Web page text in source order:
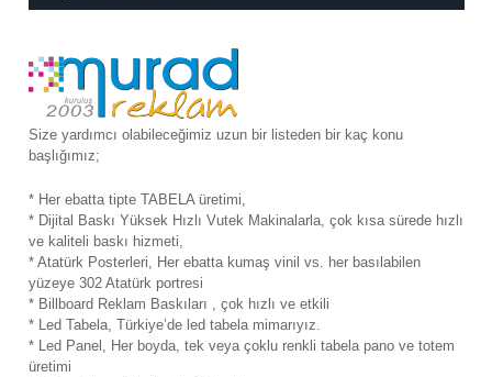
Size yardımcı olabileceğimiz uzun bir listeden bir kaç konu
başlığımız;
* Her ebatta tipte TABELA üretimi,
* Dijital Baskı Yüksek Hızlı Vutek Makinalarla, çok kısa sürede hızlı
ve kaliteli baskı hizmeti,
* Atatürk Posterleri, Her ebatta kumaş vinil vs. her basılabilen
yüzeye 302 Atatürk portresi
* Billboard Reklam Baskıları , çok hızlı ve etkili
* Led Tabela, Türkiye’de led tabela mimarıyız.
* Led Panel, Her boyda, tek veya çoklu renkli tabela pano ve totem
üretimi